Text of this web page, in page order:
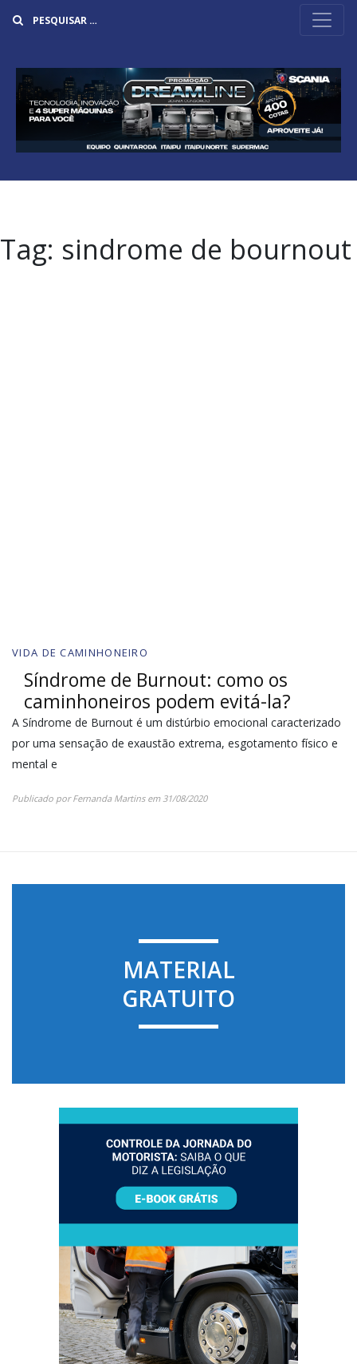
Tag: sindrome de bournout
VIDA DE CAMINHONEIRO
Síndrome de Burnout: como os
caminhoneiros podem evitá-la?
A Síndrome de Burnout é um distúrbio emocional caracterizado
por uma sensação de exaustão extrema, esgotamento físico e
mental e
Publicado porFernanda Martinsem31/08/2020
MATERIAL
GRATUITO